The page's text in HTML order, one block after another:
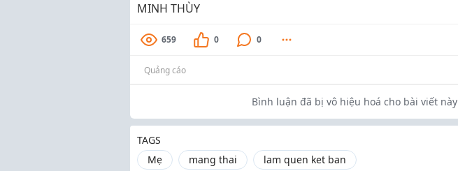
MINH THÙY
659 0 0
Quảng cáo
Bình luận đã bị vô hiệu hoá cho bài viết này
TAGS
Mẹ
mang thai lam quen ket ban